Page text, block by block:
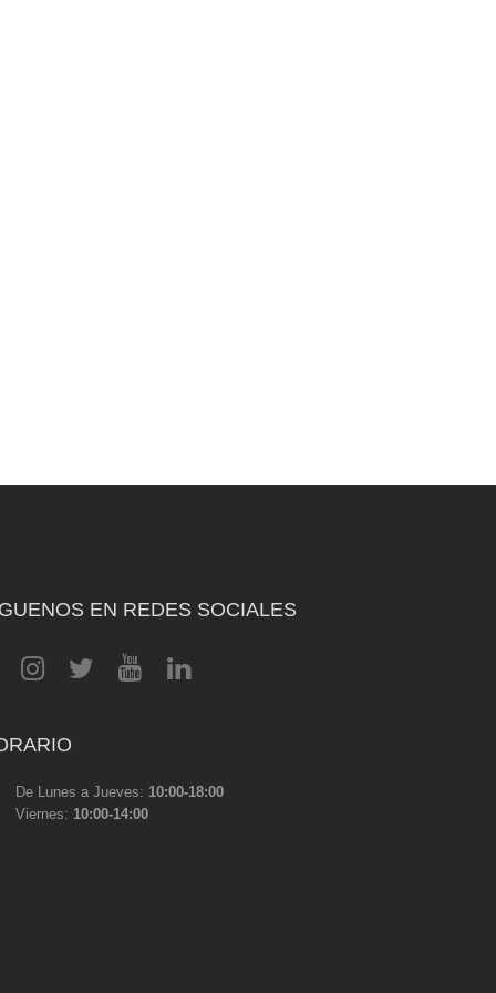
EN REDES SOCIALES
De Lunes a Jueves: 10:00-18:00
Viernes: 10:00-14:00